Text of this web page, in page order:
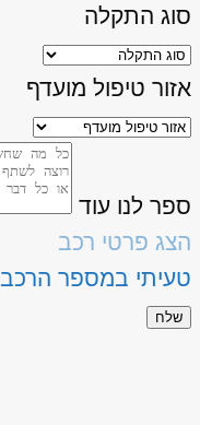
סוג התקלה
אזור טיפול מועדף
ספר לנו עוד
הצג פרטי רכב
טעיתי במספר הרכב
שלח